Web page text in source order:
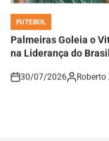
POSTED
IN
Palmeiras Goleia o
na Liderança do
on